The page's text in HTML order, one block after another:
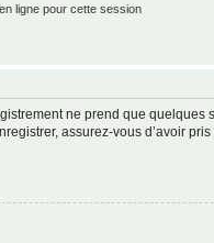
ligne pour cette session
ne prend que
assurez-vous d’avoir